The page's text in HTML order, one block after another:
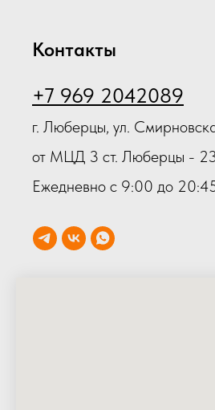
Контакты
+7 969 2042089
г. Люберцы, ул.
от МЦД 3 ст. Люберцы -
Ежедневно с 9:00 до